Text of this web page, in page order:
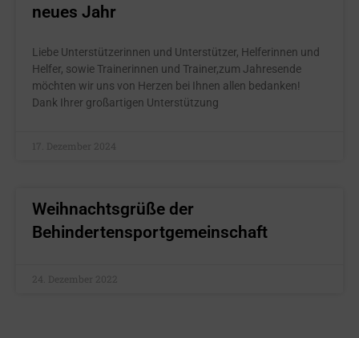
neues Jahr
Liebe Unterstützerinnen und Unterstützer, Helferinnen und
Helfer, sowie Trainerinnen und Trainer,zum Jahresende
möchten wir uns von Herzen bei Ihnen allen bedanken!
Dank Ihrer großartigen Unterstützung
17. Dezember 2024
Weihnachtsgrüße der
Behindertensportgemeinschaft
24. Dezember 2022